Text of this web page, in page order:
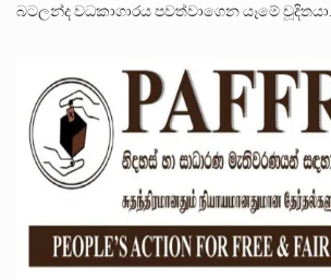
බටලන්ද වධකාගාරය පවත්වාගෙන යෑමේ චූදිතයා…